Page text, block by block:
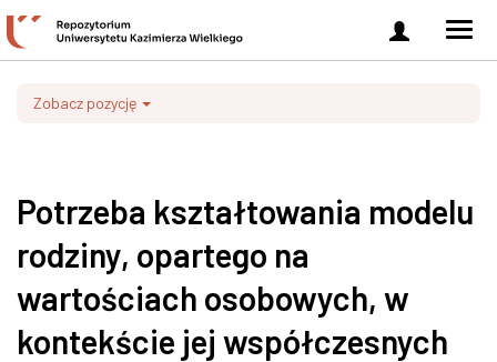
Zaloguj
się
Zobacz pozycję
Potrzeba kształtowania modelu
rodziny, opartego na
wartościach osobowych, w
kontekście jej współczesnych